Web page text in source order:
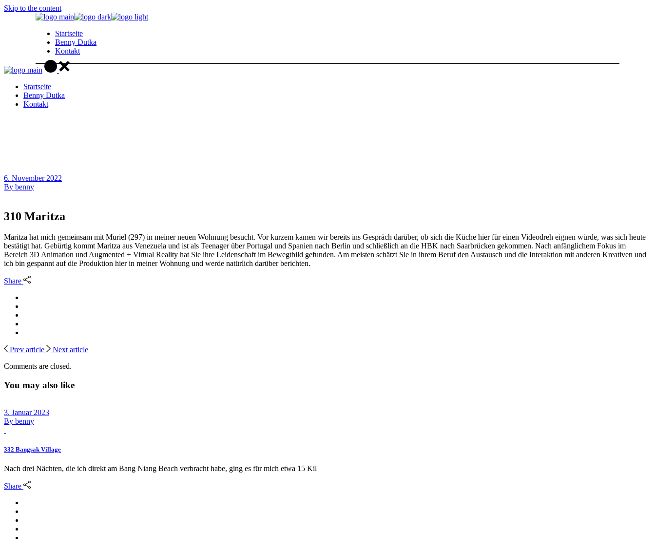
Skip to the content
Startseite
Benny Dutka
Kontakt
Startseite
Benny Dutka
Kontakt
6. November 2022
By benny
310 Maritza
Maritza hat mich gemeinsam mit Muriel (297) in meiner neuen Wohnung besucht. Vor kurzem kamen wir bereits ins Gespräch darüber, ob sich die Küche hier für einen Videodreh eignen würde, was sich heute
bestätigt hat. Gebürtig kommt Maritza aus Venezuela und ist als Teenager über Portugal und Spanien nach Berlin und schließlich an die HBK nach Saarbrücken gekommen. Nach anfänglichem Fokus im
Bereich 3D Animation und Augmented + Virtual Reality hat Sie ihre Leidenschaft im Bewegtbild gefunden. Am meisten schätzt Sie in ihrem Beruf den Austausch und die Interaktion mit anderen Kreativen und
ich bin gespannt auf die Produktion hier in meiner Wohnung und werde natürlich darüber berichten.
Share
Prev article
Next article
Comments are closed.
You may also like
3. Januar 2023
By benny
332 Bangsak Village
Nach drei Nächten, die ich direkt am Bang Niang Beach verbracht habe, ging es für mich etwa 15 Kil
Share